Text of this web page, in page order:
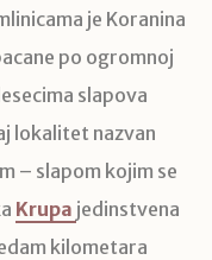
je Koranina
po ogromnoj
slapova
lokalitet nazvan
– slapom kojim se
Krupa jedinstvena
kilometara